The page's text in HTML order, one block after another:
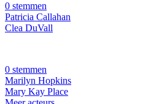
0 stemmen
Patricia Callahan
Clea DuVall
0 stemmen
Marilyn Hopkins
Mary Kay Place